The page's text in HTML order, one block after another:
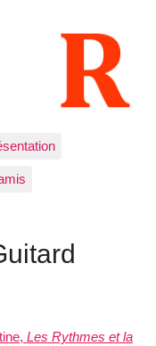
Les Rythmes et la